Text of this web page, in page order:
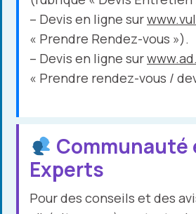
– Devis en ligne sur
« Prendre Rendez-vous »).
– Devis en ligne sur
« Prendre rendez-vous /
Communauté
Experts
Pour des conseils et des